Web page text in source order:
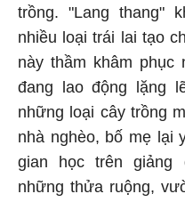
trồng. "Lang thang"
nhiều loại trái lai tạo
này thầm khâm
đang lao động lặng
những loại cây trồng
nhà nghèo, bố mẹ lại
gian học trên giảng
những thửa ruộng,